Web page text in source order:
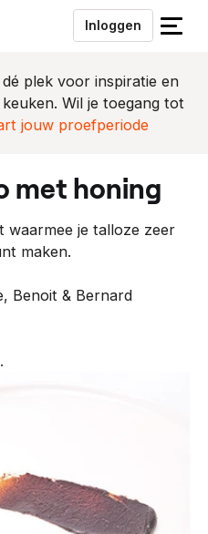
Inloggen
S
u
i
t
m
e
plek voor inspiratie en
Wil je toegang tot
jouw proefperiode
met honing
waarmee je talloze zeer
maken.
Benoit & Bernard